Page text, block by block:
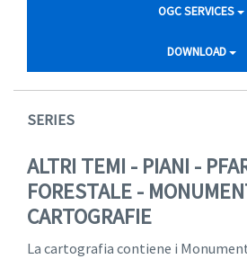
OGC SERVICES
DOWNLOAD
SERIES
ALTRI TEMI - PIANI -
FORESTALE -
CARTOGRAFIE
La cartografia contiene i